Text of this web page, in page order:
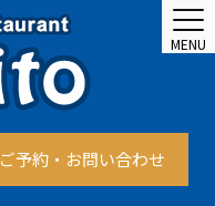
ご予約・お問い合わせ
MENU